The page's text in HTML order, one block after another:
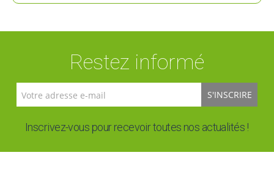
Restez informé
S'INSCRIRE
Inscrivez-vous pour recevoir toutes nos actualités !